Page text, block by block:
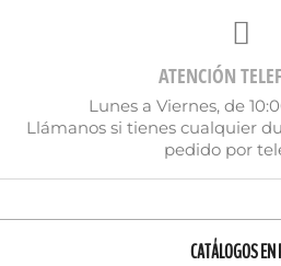
ATENCIÓN
Lunes a Viernes, de
Llámanos si tienes cualquier
pedido por
CATÁLOGOS EN